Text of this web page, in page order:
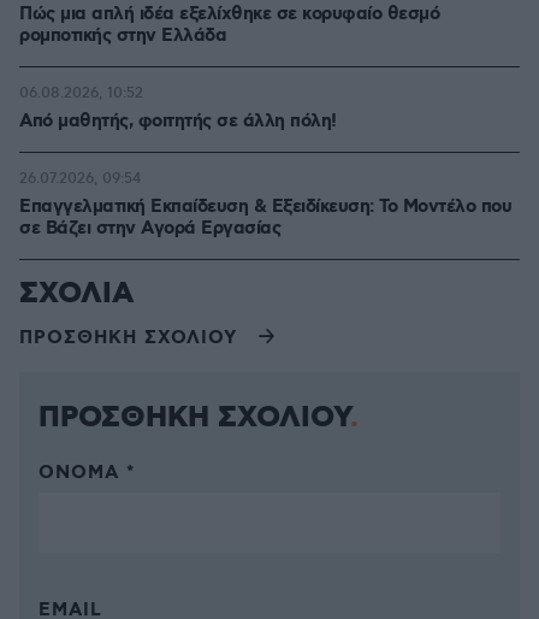
Πώς μια απλή ιδέα εξελίχθηκε σε κορυφαίο θεσμό
ρομποτικής στην Ελλάδα
Από μαθητής, φοιτητής σε άλλη πόλη!
06.08.2026, 10:52
Επαγγελματική Εκπαίδευση & Εξειδίκευση: Το Mοντέλο που
σε Bάζει στην Aγορά Eργασίας
26.07.2026, 09:54
ΣΧΟΛΙΑ
ΠΡΟΣΘΗΚΗ ΣΧΟΛΙΟΥ
ΠΡΟΣΘΗΚΗ ΣΧΟΛΙΟΥ
ΌΝΟΜΑ *
EMAIL